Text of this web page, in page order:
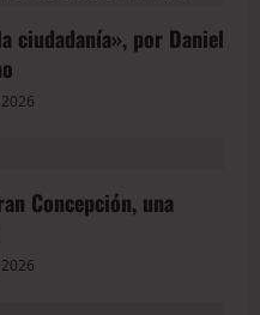
ciudadanía», por Daniel
Concepción, una